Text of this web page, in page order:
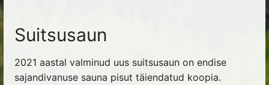
Suitsusaun
2021 aastal valminud uus suitsusaun on endise
sajandivanuse sauna pisut täiendatud koopia.